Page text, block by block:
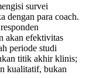
survei
dengan para coach.
akan efektivitas
periode studi
titik akhir klinis;
kualitatif, bukan